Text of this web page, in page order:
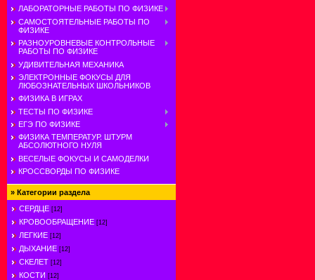
ЛАБОРАТОРНЫЕ РАБОТЫ ПО ФИЗИКЕ
САМОСТОЯТЕЛЬНЫЕ РАБОТЫ ПО
ФИЗИКЕ
РАЗНОУРОВНЕВЫЕ КОНТРОЛЬНЫЕ
РАБОТЫ ПО ФИЗИКЕ
УДИВИТЕЛЬНАЯ МЕХАНИКА
ЭЛЕКТРОННЫЕ ФОКУСЫ ДЛЯ
ЛЮБОЗНАТЕЛЬНЫХ ШКОЛЬНИКОВ
ФИЗИКА В ИГРАХ
ТЕСТЫ ПО ФИЗИКЕ
ЕГЭ ПО ФИЗИКЕ
ФИЗИКА ТЕМПЕРАТУР. ШТУРМ
АБСОЛЮТНОГО НУЛЯ
ВЕСЕЛЫЕ ФОКУСЫ И САМОДЕЛКИ
КРОССВОРДЫ ПО ФИЗИКЕ
» Категории раздела
СЕРДЦЕ [12]
КРОВООБРАЩЕНИЕ [12]
ЛЕГКИЕ [12]
ДЫХАНИЕ [12]
СКЕЛЕТ [12]
КОСТИ [12]